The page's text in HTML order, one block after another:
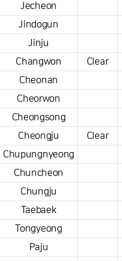
Jecheon
Jindogun
Jinju
Changwon
Clear
Cheonan
Cheorwon
Cheongsong
Cheongju
Clear
Chupungnyeong
Chuncheon
Chungju
Taebaek
Tongyeong
Paju